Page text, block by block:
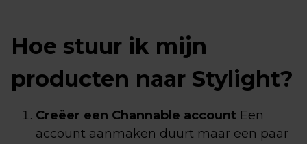
Hoe stuur ik mijn
producten naar Stylight?
Creëer een Channable account Een
account aanmaken duurt maar een paar